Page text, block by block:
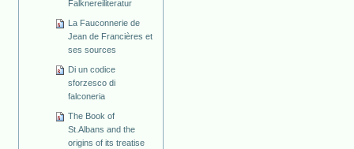
Falknereiliteratur
La Fauconnerie de
Jean de Francières et
ses sources
Di un codice
sforzesco di
falconeria
The Book of
St.Albans and the
origins of its treatise